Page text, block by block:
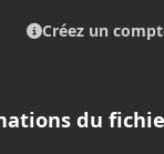
Créez un
du